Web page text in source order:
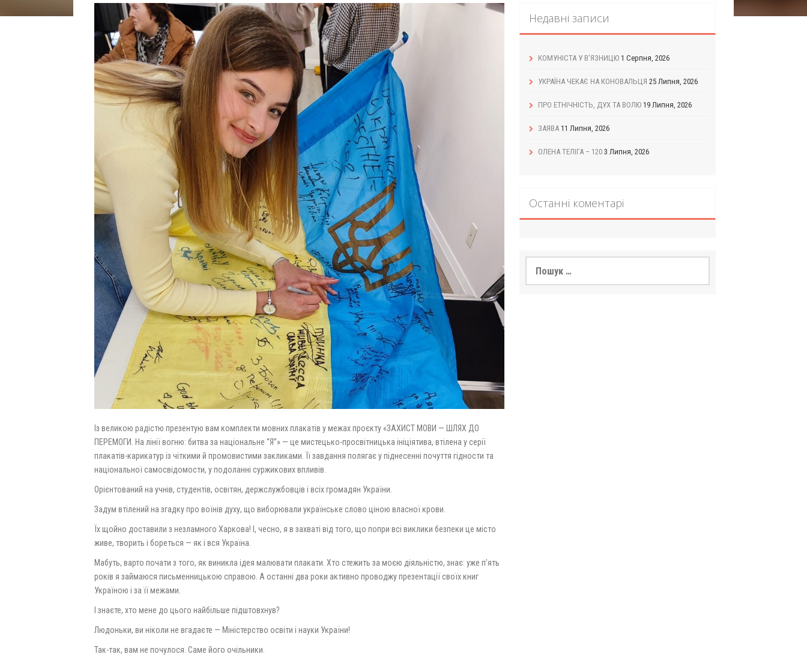
Із великою радістю презентую вам комплекти мовних плакатів у межах проєкту «ЗАХИСТ МОВИ — ШЛЯХ ДО
ПЕРЕМОГИ. На лінії вогню: битва за національне “Я”» — це мистецько-просвітницька ініціятива, втілена у серії
плакатів-карикатур із чіткими й промовистими закликами. Її завдання полягає у піднесенні почуття гідности та
національної самосвідомости, у подоланні суржикових впливів.
Орієнтований на учнів, студентів, освітян, держслужбовців і всіх громадян України.
Задум втілений на згадку про воїнів духу, що виборювали українське слово ціною власної крови.
Їх щойно доставили з незламного Харкова! І, чесно, я в захваті від того, що попри всі виклики безпеки це місто
живе, творить і бореться — як і вся Україна.
Мабуть, варто почати з того, як виникла ідея малювати плакати. Хто стежить за моєю діяльністю, знає: уже п’ять
років я займаюся письменницькою справою. А останні два роки активно проводжу презентації своїх книг
Україною і за її межами.
І знаєте, хто мене до цього найбільше підштовхнув?
Людоньки, ви ніколи не вгадаєте — Міністерство освіти і науки України!
Так-так, вам не почулося. Саме його очільники.
Недавні записи
КОМУНІСТА У В’ЯЗНИЦЮ 1 Серпня, 2026
УКРАЇНА ЧЕКАЄ НА КОНОВАЛЬЦЯ 25 Липня, 2026
ПРО ЕТНІЧНІСТЬ, ДУХ ТА ВОЛЮ 19 Липня, 2026
ЗАЯВА 11 Липня, 2026
ОЛЕНА ТЕЛІГА – 120 3 Липня, 2026
Останні коментарі